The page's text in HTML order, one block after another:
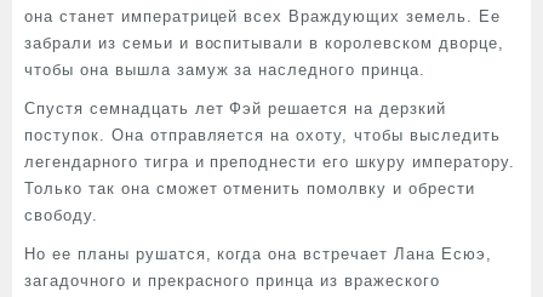
она станет императрицей всех Враждующих земель. Ее
забрали из семьи и воспитывали в королевском дворце,
чтобы она вышла замуж за наследного принца.
Спустя семнадцать лет Фэй решается на дерзкий
поступок. Она отправляется на охоту, чтобы выследить
легендарного тигра и преподнести его шкуру императору.
Только так она сможет отменить помолвку и обрести
свободу.
Но ее планы рушатся, когда она встречает Лана Есюэ,
загадочного и прекрасного принца из вражеского